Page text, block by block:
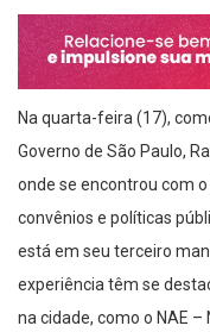
Na quarta-feira (17),
Governo de São Paulo,
onde se encontrou com
convênios e políticas
está em seu terceiro
experiência têm se
na cidade, como o NAE